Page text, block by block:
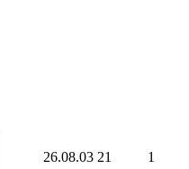
26.08.03 21 1